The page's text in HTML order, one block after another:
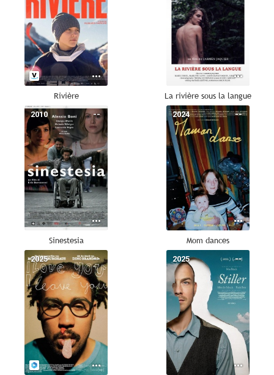
Rivière La rivière sous la langue
--
2010
Sinestesia
--
2024
Mom dances
--
2025 --
2025